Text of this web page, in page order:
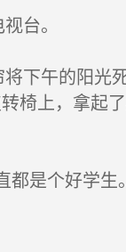
台。
下午的阳光
椅上，拿起
是个好学生